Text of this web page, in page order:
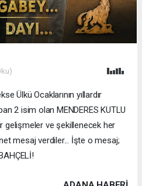
Ülkü Ocaklarının yıllardır
2 isim olan MENDERES KUTLU
gelişmeler ve şekillenecek her
mesaj verdiler... İşte o mesaj;